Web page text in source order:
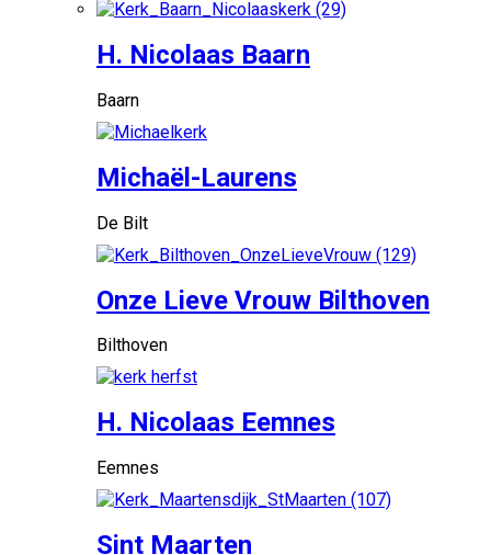
H. Nicolaas Baarn
Baarn
Michaël-Laurens
De Bilt
Onze Lieve Vrouw Bilthoven
Bilthoven
H. Nicolaas Eemnes
Eemnes
Sint Maarten